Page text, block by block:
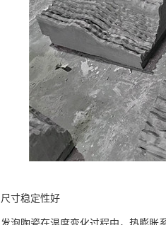
尺寸稳定性好